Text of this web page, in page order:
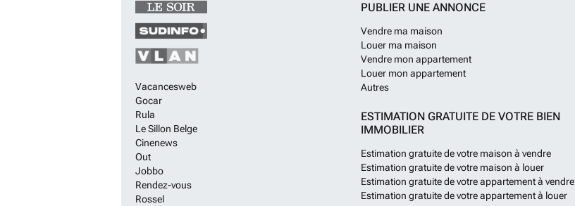
Vacancesweb
Gocar
Rula
Le Sillon Belge
Cinenews
Out
Jobbo
Rendez-vous
Rossel
PUBLIER UNE ANNONCE
Vendre ma maison
Louer ma maison
Vendre mon appartement
Louer mon appartement
Autres
ESTIMATION GRATUITE DE VOTRE BIEN
IMMOBILIER
Estimation gratuite de votre maison à vendre
Estimation gratuite de votre maison à louer
Estimation gratuite de votre appartement à vendre
Estimation gratuite de votre appartement à louer